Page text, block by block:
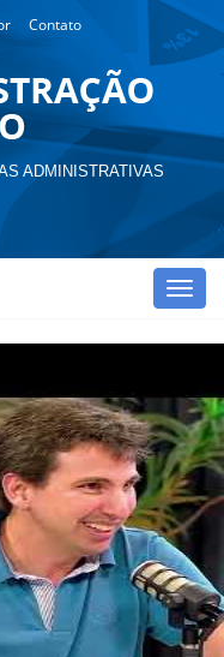
Contato
ADMINISTRATIVAS